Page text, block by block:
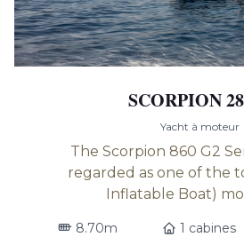
SCORPION
Yacht à moteur
The Scorpion 860 G2
regarded as one of the
Inflatable Boat)
8.70m 1 cabines